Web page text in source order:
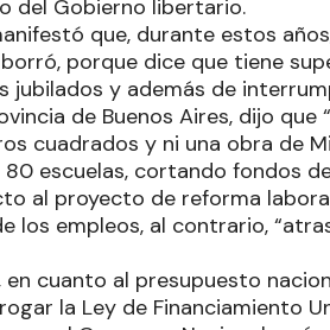
del Gobierno libertario.
que, durante estos
porque dice que tiene
jubilados y además de
de Buenos Aires, dijo
cuadrados y ni una obra de
escuelas, cortando fondos
al proyecto de reforma
los empleos, al contrario,
cuanto al presupuesto
la Ley de Financiamiento